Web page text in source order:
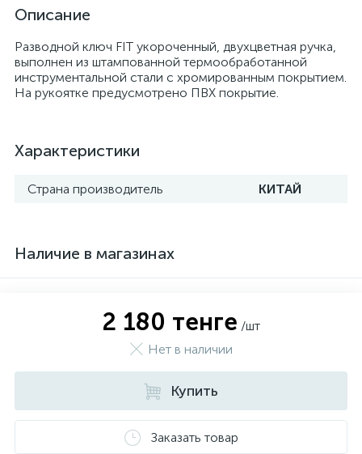
Описание
Разводной ключ FIT укороченный, двухцветная ручка,
выполнен из штампованной термообработанной
инструментальной стали с хромированным покрытием.
На рукоятке предусмотрено ПВХ покрытие.
Характеристики
Страна производитель КИТАЙ
Наличие в магазинах
2 180 тенге /шт
Нет в наличии
Купить
Заказать товар